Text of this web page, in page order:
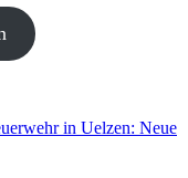
in Uelzen: Neue